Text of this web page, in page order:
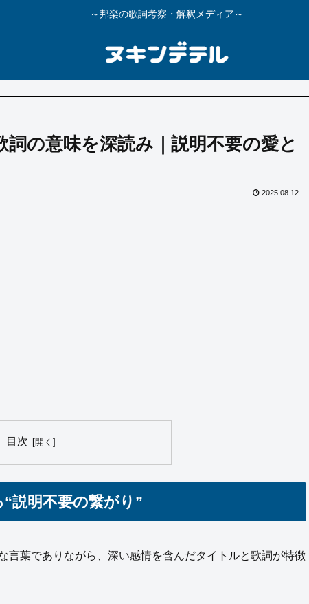
～邦楽の歌詞考察・解釈メディア～
の意味を深読み｜説明不要の愛と
2025.08.12
目次
説明不要の繋がり”
言葉でありながら、深い感情を含んだタイトルと歌詞が特徴